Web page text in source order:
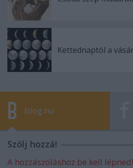
Kettednaptól a
blog.hu
Szólj hozzá!
A hozzászóláshoz be kell lépned!